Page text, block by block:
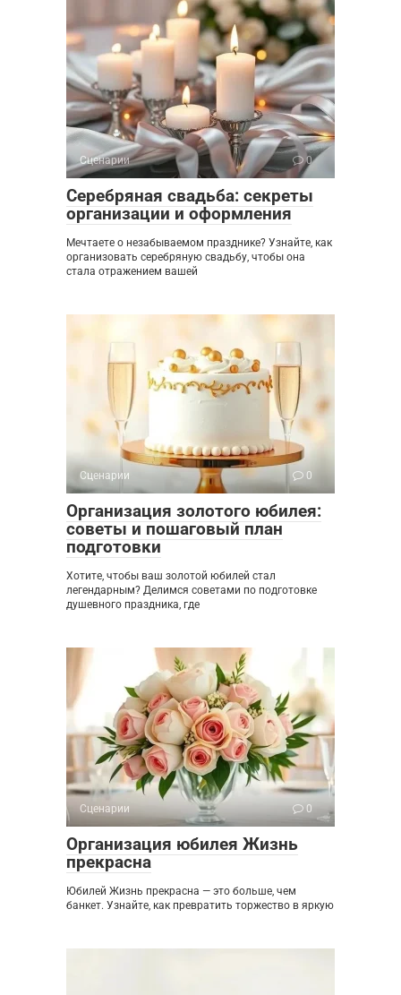
Сценарии 0
Серебряная свадьба: секреты
организации и оформления
Мечтаете о незабываемом празднике? Узнайте, как
организовать серебряную свадьбу, чтобы она
стала отражением вашей
Сценарии 0
Организация золотого юбилея:
советы и пошаговый план
подготовки
Хотите, чтобы ваш золотой юбилей стал
легендарным? Делимся советами по подготовке
душевного праздника, где
Сценарии 0
Организация юбилея Жизнь
прекрасна
Юбилей Жизнь прекрасна — это больше, чем
банкет. Узнайте, как превратить торжество в яркую